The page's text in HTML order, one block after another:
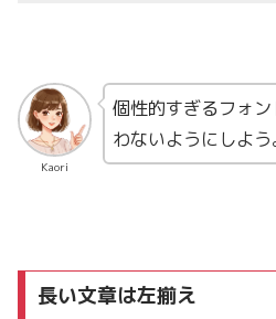
Kaori
個性的すぎるフォ
わないようにしよう
長い文章は左揃え